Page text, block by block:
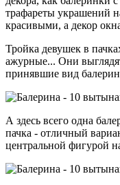
трафареты украшений
красивыми, а декор
Тройка девушек в
ажурные... Они
принявшие вид
А здесь всего одна
пачка - отличный
центральной фигурой